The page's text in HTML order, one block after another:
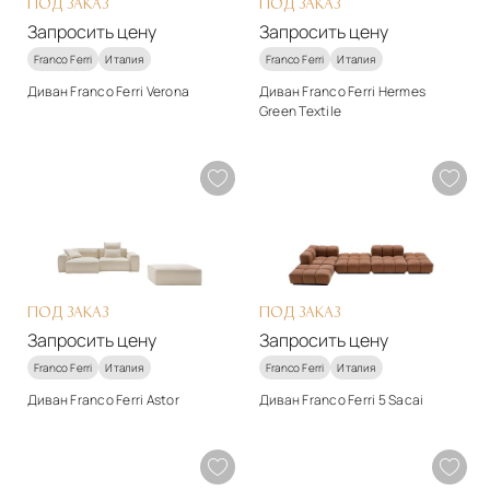
Запросить цену
Franco Ferri Италия
Диван Franco Ferri Verona
Запросить цену
Запросить цену
Franco Ferri Италия
Диван Franco Ferri Hermes
Green Textile
Подробнее
Запросить цену
ПОД ЗАКАЗ
Запросить цену
Franco Ferri Италия
Диван Franco Ferri Astor
ПОД ЗАКАЗ
Запросить цену
Franco Ferri Италия
Диван Franco Ferri 5 Sacai